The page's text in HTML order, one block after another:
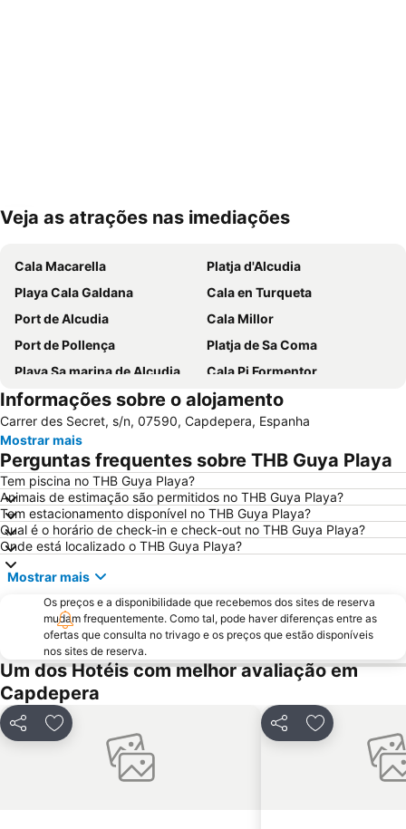
Ampliar mapa
Veja as atrações nas imediações
Cala Macarella
Platja d'Alcudia
Playa Cala Galdana
Cala en Turqueta
Port de Alcudia
Cala Millor
Port de Pollença
Platja de Sa Coma
Playa Sa marina de Alcudia
Cala Pi Formentor
Cala d'Or
Can Picafort
Cala Marçal
Arenal de Son Saura
Cala Mitjana
Cala Antena
Parc Natural de s'Albufera de Mallorca
Cala Gran
Cala en Blanes
S´Illot - Cala Moreja
Cala Esmeralda
Cala Agulla
Son Xoriguer
Cala Blanca
Arenal de sa Canova
Playa de Cala Mondragò
Club Náutico Cala Ratjada
Cidade Romana de Pollentia
Platja des Morer Vermell
Caleta d'en Gorries - Sa Caleta
Playa Son Baulo
Cap Formentor
Cala en Brut
Puerto Deportivo Marina de Cala d'Or
Caló de ses Egos
Sa Font de Sa Cala
Platja de Canyamel
Informações sobre o alojamento
Carrer des Secret, s/n, 07590, Capdepera, Espanha
Mostrar mais
Perguntas frequentes sobre THB Guya Playa
Tem piscina no THB Guya Playa?
Animais de estimação são permitidos no THB Guya Playa?
Tem estacionamento disponível no THB Guya Playa?
Qual é o horário de check-in e check-out no THB Guya Playa?
Onde está localizado o THB Guya Playa?
Mostrar mais
Os preços e a disponibilidade que recebemos dos sites de reserva
mudam frequentemente. Como tal, pode haver diferenças entre as
ofertas que consulta no trivago e os preços que estão disponíveis
nos sites de reserva.
Um dos Hotéis com melhor avaliação em
Capdepera
PartilharAdicionar aos favoritos PartilharAdicionar